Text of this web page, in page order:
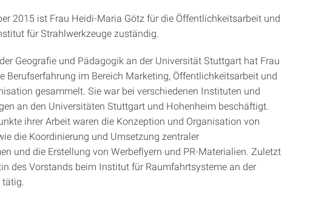
2015 ist Frau Heidi-Maria Götz für die Öffentlichkeitsarbeit und
für Strahlwerkzeuge zuständig.
Geografie und Pädagogik an der Universität Stuttgart hat Frau
Berufserfahrung im Bereich Marketing, Öffentlichkeitsarbeit und
gesammelt. Sie war bei verschiedenen Instituten und
an den Universitäten Stuttgart und Hohenheim beschäftigt.
ihrer Arbeit waren die Konzeption und Organisation von
die Koordinierung und Umsetzung zentraler
und die Erstellung von Werbeflyern und PR-Materialien. Zuletzt
des Vorstands beim Institut für Raumfahrtsysteme an der